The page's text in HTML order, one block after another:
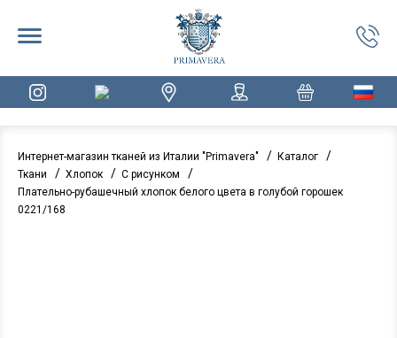
Интернет-магазин тканей из Италии "Primavera" / Каталог /
Ткани / Хлопок / С рисунком /
Плательно-рубашечный хлопок белого цвета в голубой горошек
0221/168